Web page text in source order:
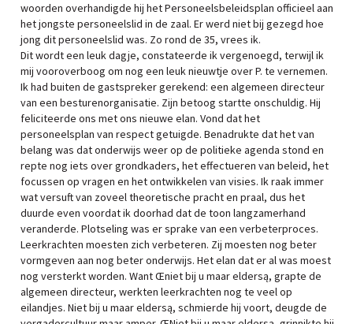
woorden overhandigde hij het Personeelsbeleidsplan officieel aan
het jongste personeelslid in de zaal. Er werd niet bij gezegd hoe
jong dit personeelslid was. Zo rond de 35, vrees ik.
Dit wordt een leuk dagje, constateerde ik vergenoegd, terwijl ik
mij vooroverboog om nog een leuk nieuwtje over P. te vernemen.
Ik had buiten de gastspreker gerekend: een algemeen directeur
van een besturenorganisatie. Zijn betoog startte onschuldig. Hij
feliciteerde ons met ons nieuwe elan. Vond dat het
personeelsplan van respect getuigde. Benadrukte dat het van
belang was dat onderwijs weer op de politieke agenda stond en
repte nog iets over grondkaders, het effectueren van beleid, het
focussen op vragen en het ontwikkelen van visies. Ik raak immer
wat versuft van zoveel theoretische pracht en praal, dus het
duurde even voordat ik doorhad dat de toon langzamerhand
veranderde. Plotseling was er sprake van een verbeterproces.
Leerkrachten moesten zich verbeteren. Zij moesten nog beter
vormgeven aan nog beter onderwijs. Het elan dat er al was moest
nog versterkt worden. Want Œniet bij u maar eldersą, grapte de
algemeen directeur, werkten leerkrachten nog te veel op
eilandjes. Niet bij u maar eldersą, schmierde hij voort, deugde de